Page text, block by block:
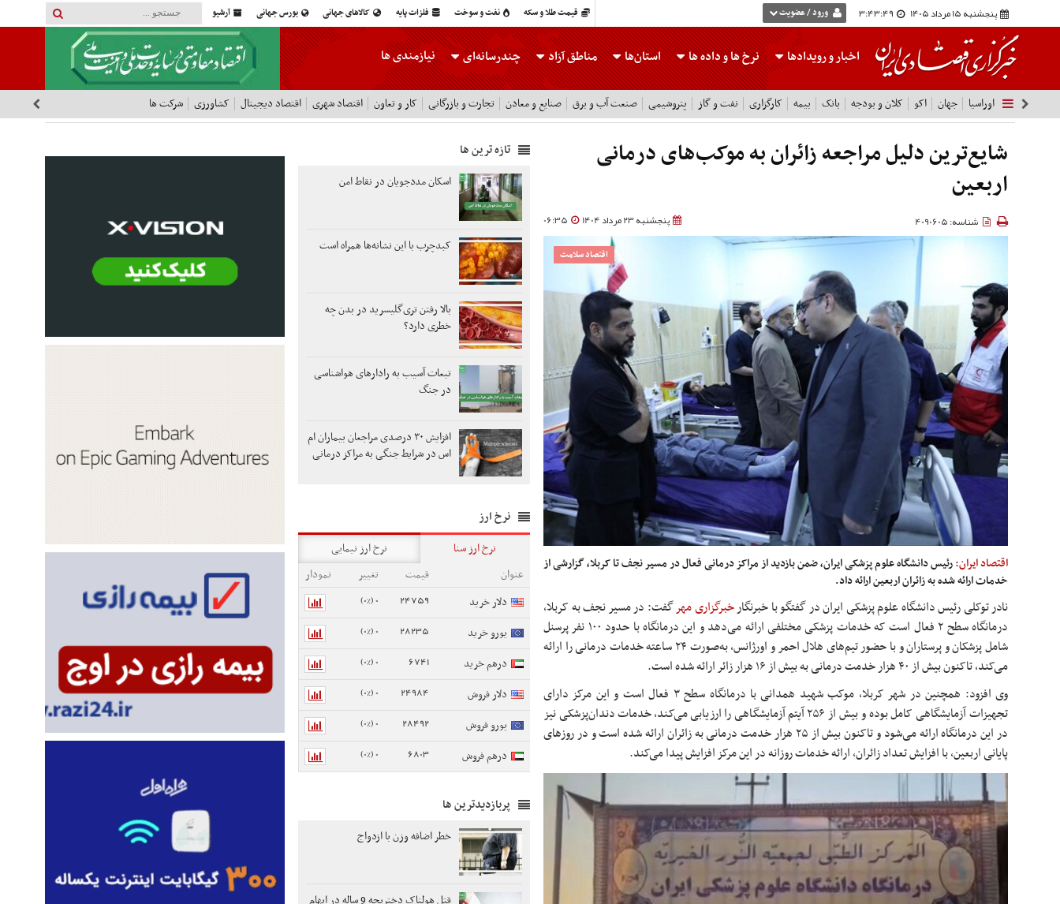
قیمت طلا و سکه نفت و سوخت فلزات پایه کالاهای جهانی بورس جهانی آرشیو پنجشنبه 15 مرداد 1405 3:43:50 ورود / عضویت
اخبار و رویدادها نرخ هاو داده ها استان‌ها مناطق آزاد چندرسانه‌ای نیازمندی ها
اوراسیا جهان اکو کلان و بودجه بانک بیمه کارگزاری نفت و گاز پتروشیمی صنعت آب و برق صنایع و معادن تجارت و بازرگانی کار و تعاون اقتصاد شهری اقتصاد دیجیتال کشاورزی شرکت ها
شایع‌ترین دلیل مراجعه زائران به موکب‌های درمانی
اربعین
پنجشنبه 23 مرداد 1404 06:35 شناسه: 4090605
اقتصاد سلامت
اقتصاد ایران:رئیس دانشگاه علوم پزشکی ایران، ضمن بازدید از مراکز درمانی فعال در مسیر نجف تا کربلا، گزارشی از
خدمات ارائه شده به زائران اربعین ارائه داد.
نادر توکلی رئیس دانشگاه علوم پزشکی ایران در گفتگو با خبرنگارخبرگزاری مهرگفت: در مسیر نجف به کربلا،
درمانگاه سطح ۲ فعال است که خدمات پزشکی مختلفی ارائه می‌دهد و این درمانگاه با حدود ۱۰۰ نفر پرسنل
شامل پزشکان و پرستاران و با حضور تیم‌های هلال احمر و اورژانس، به‌صورت ۲۴ ساعته خدمات درمانی را ارائه
می‌کند، تاکنون بیش از ۴۰ هزار خدمت درمانی به بیش از ۱۶ هزار زائر ارائه شده است.
وی افزود: همچنین در شهر کربلا، موکب شهید همدانی با درمانگاه سطح ۳ فعال است و این مرکز دارای
تجهیزات آزمایشگاهی کامل بوده و بیش از ۲۵۶ آیتم آزمایشگاهی را ارزیابی می‌کند، خدمات دندان‌پزشکی نیز
در این درمانگاه ارائه می‌شود و تاکنون بیش از ۲۵ هزار خدمت درمانی به زائران ارائه شده است و در روزهای
پایانی اربعین، با افزایش تعداد زائران، ارائه خدمات روزانه در این مرکز افزایش پیدا می‌کند.
تازه ترین ها
اسکان مددجویان در نقاط امن
کبدچرب با این نشانه‌ها همراه است
بالا رفتن تری‌گلیسرید در بدن چه
خطری دارد؟
تبعات آسیب به رادارهای هواشناسی
در جنگ
افزایش ۳۰ درصدی مراجعان بیماران ام
اس در شرایط جنگی به مراکز درمانی
نرخ ارز
نرخ ارز سنا
نرخ ارز نیمایی
عنوان
قیمت تغییر
نمودار
دلار خرید
24759
0 (0%)
یورو خرید 28235
0 (0%)
درهم خرید 6741
0 (0%)
دلار فروش 24984
0 (0%)
یورو فروش 28492
0 (0%)
درهم فروش 6803
0 (0%)
پربازدیدترین ها
خطر اضافه وزن با ازدواج